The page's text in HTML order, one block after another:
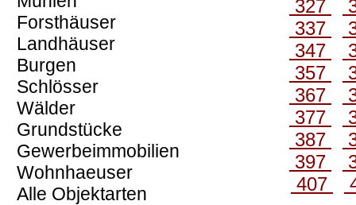
Forsthäuser
Landhäuser
Burgen
Schlösser
Wälder
Grundstücke
Gewerbeimmobilien
Wohnhaeuser
Alle Objektarten
327
337
347
357
367
377
387
397
407